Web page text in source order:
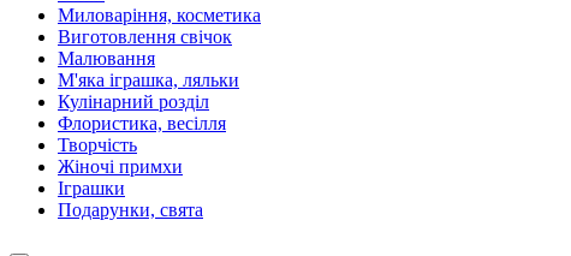
Миловаріння, косметика
Виготовлення свічок
Малювання
М'яка іграшка, ляльки
Кулінарний розділ
Флористика, весілля
Творчість
Жіночі примхи
Іграшки
Подарунки, свята